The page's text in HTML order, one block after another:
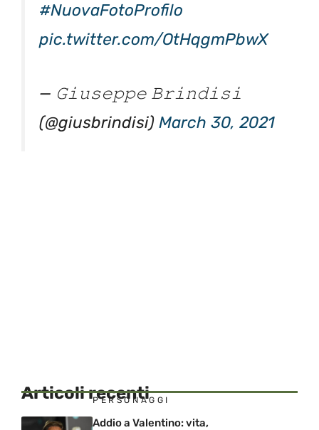
#NuovaFotoProfilo
pic.twitter.com/OtHqgmPbwX
— 𝙶𝚒𝚞𝚜𝚎𝚙𝚙𝚎 𝙱𝚛𝚒𝚗𝚍𝚒𝚜𝚒
(@giusbrindisi) March 30, 2021
Articoli recenti
PERSONAGGI
Addio a Valentino: vita,